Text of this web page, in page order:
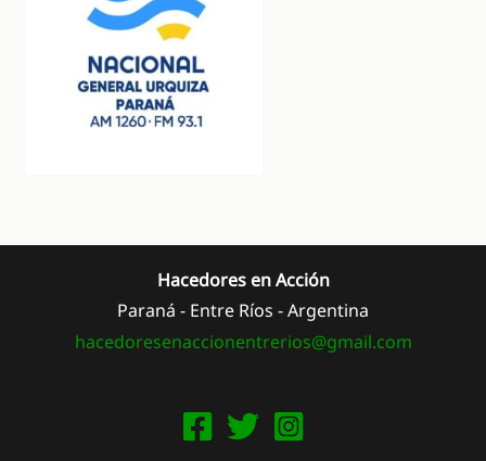
Hacedores en Acción
Paraná - Entre Ríos - Argentina
hacedoresenaccionentrerios@gmail.com